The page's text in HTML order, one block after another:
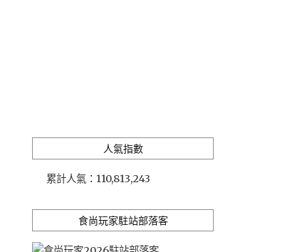
人氣指數
累計人氣： 110,813,243
食尚玩家駐站部落客